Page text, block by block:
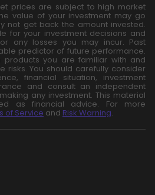
prices are subject to high market
value of your investment may go
not get back the amount invested.
for your investment decisions and
any losses you may incur. Past
predictor of future performance.
products you are familiar with and
risks. You should carefully consider
financial situation, investment
and consult an independent
any investment. This material
as financial advice. For more
of Service and Risk Warning.